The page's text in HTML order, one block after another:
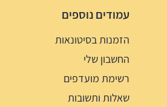
עמודים נוספים
הזמנות בסיטונאות
החשבון שלי
רשימת מועדפים
שאלות ותשובות